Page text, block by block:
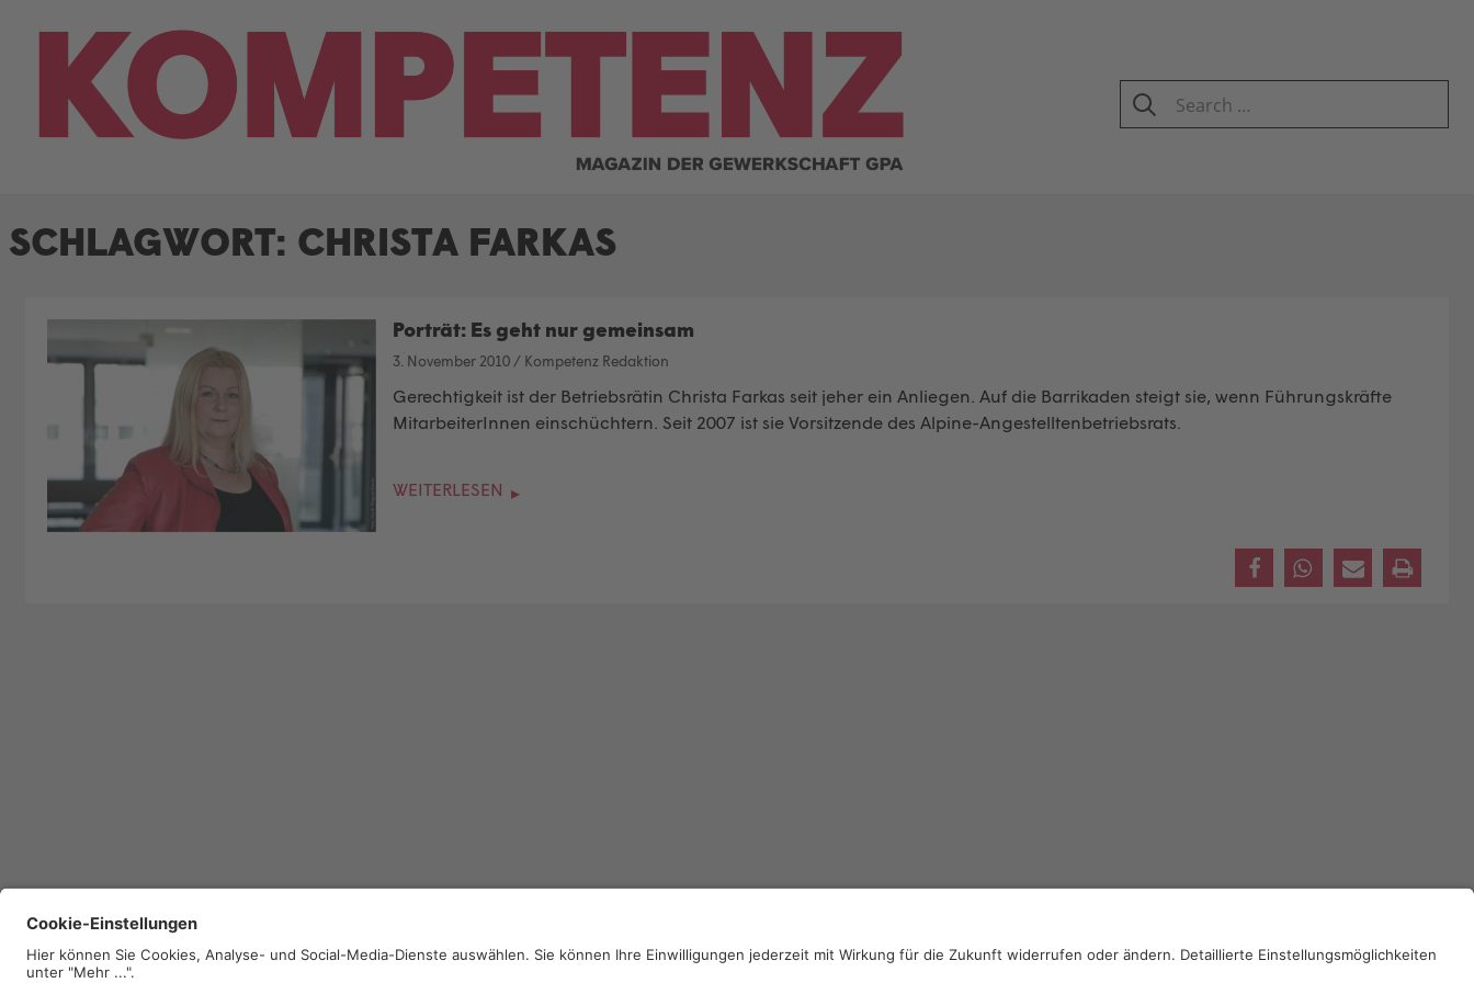
SEARCH
Search
for:
SCHLAGWORT: CHRISTA FARKAS
Porträt: Es geht nur gemeinsam
3. November 2010 / Kompetenz Redaktion
Gerechtigkeit ist der Betriebsrätin Christa Farkas seit jeher ein Anliegen. Auf die Barrikaden steigt sie, wenn Führungskräfte
MitarbeiterInnen einschüchtern. Seit 2007 ist sie Vorsitzende des Alpine-Angestelltenbetriebsrats.
WEITERLESEN